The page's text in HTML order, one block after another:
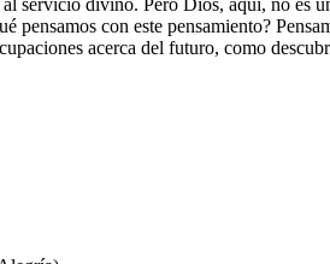
servicio divino. Pero Dios, aquí, no es
con este pensamiento?
acerca del futuro, como